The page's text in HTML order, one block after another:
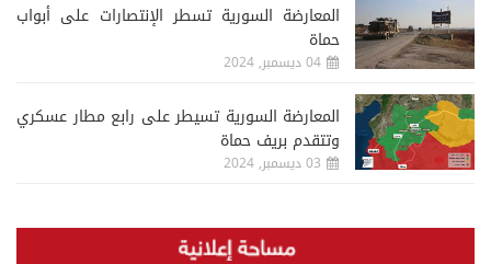
المعارضة السورية تسطر الإنتصارات على أبواب
حماة
04 ديسمبر, 2024
المعارضة السورية تسيطر على رابع مطار عسكري
وتتقدم بريف حماة
03 ديسمبر, 2024